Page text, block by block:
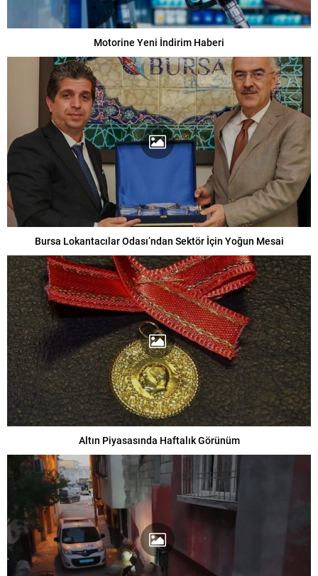
Motorine Yeni İndirim Haberi
Bursa Lokantacılar Odası’ndan Sektör İçin Yoğun Mesai
Altın Piyasasında Haftalık Görünüm